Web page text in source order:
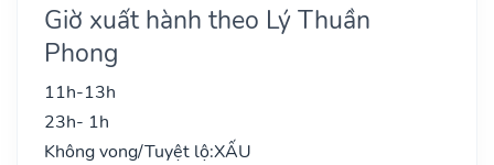
Giờ xuất hành theo Lý Thuần
Phong
11h-13h
23h- 1h
Không vong/Tuyệt lộ:XẤU